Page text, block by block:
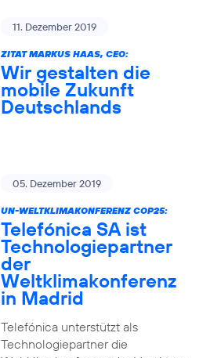
11. Dezember 2019
ZITAT MARKUS HAAS, CEO:
Wir gestalten die
mobile Zukunft
Deutschlands
05. Dezember 2019
UN-WELTKLIMAKONFERENZ COP25:
Telefónica SA ist
Technologiepartner
der
Weltklimakonferenz
in Madrid
Telefónica unterstützt als
Technologiepartner die